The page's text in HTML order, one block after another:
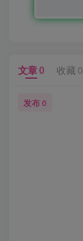
文章0 收藏 0
发布0